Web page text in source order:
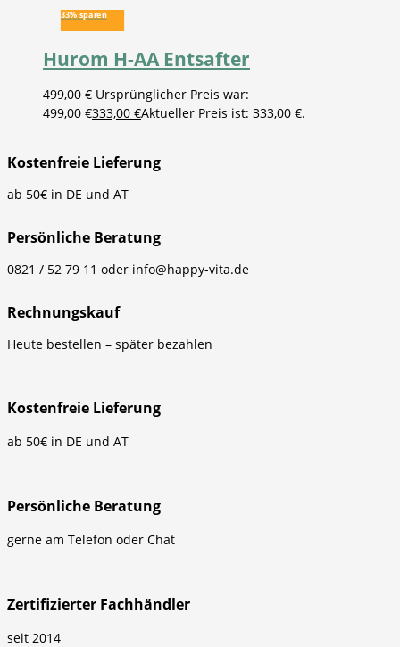
33% sparen
Hurom H-AA Entsafter
499,00€ Ursprünglicher Preis war:
499,00 €333,00 €Aktueller Preis ist: 333,00 €.
Kostenfreie Lieferung
ab 50€ in DE und AT
Persönliche Beratung
0821 / 52 79 11 oder info@happy-vita.de
Rechnungskauf
Heute bestellen – später bezahlen
Kostenfreie Lieferung
ab 50€ in DE und AT
Persönliche Beratung
gerne am Telefon oder Chat
Zertifizierter Fachhändler
seit 2014